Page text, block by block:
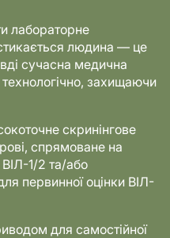
лабораторне
людина — це
сучасна медична
технологічно, захищаючи
скринінгове
спрямоване на
ВІЛ-1/2 та/або
первинної оцінки ВІЛ-
для самостійної